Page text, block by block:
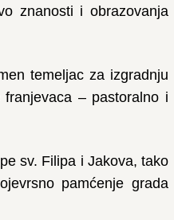
znanosti i obrazovanja
temeljac za izgradnju
– pastoralno i
sv. Filipa i Jakova, tako
pamćenje grada